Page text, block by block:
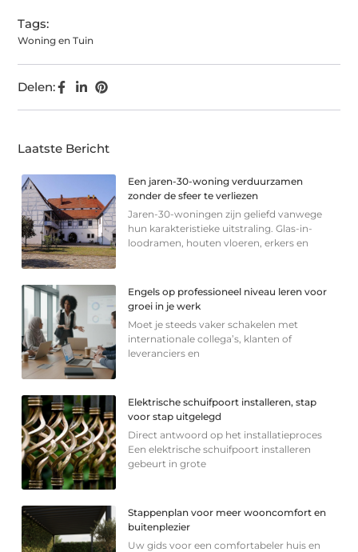
Tags:
Woning en Tuin
Delen:
Laatste Bericht
Een jaren-30-woning verduurzamen
zonder de sfeer te verliezen
Jaren-30-woningen zijn geliefd vanwege
hun karakteristieke uitstraling. Glas-in-
loodramen, houten vloeren, erkers en
Engels op professioneel niveau leren voor
groei in je werk
Moet je steeds vaker schakelen met
internationale collega’s, klanten of
leveranciers en
Elektrische schuifpoort installeren, stap
voor stap uitgelegd
Direct antwoord op het installatieproces
Een elektrische schuifpoort installeren
gebeurt in grote
Stappenplan voor meer wooncomfort en
buitenplezier
Uw gids voor een comfortabeler huis en